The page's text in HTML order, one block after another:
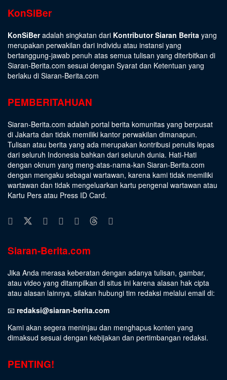
KonSiBer
KonSiBeradalah singkatan dari Kontributor Siaran Berita yang
merupakan perwakilan dari individu atau instansi yang
bertanggung-jawab penuh atas semua tulisan yang diterbitkan di
Siaran-Berita.com sesuai dengan Syarat dan Ketentuan yang
berlaku di Siaran-Berita.com
PEMBERITAHUAN
Siaran-Berita.com adalah portal berita komunitas yang berpusat
di Jakarta dan tidak memiliki kantor perwakilan dimanapun.
Tulisan atau berita yang ada merupakan kontribusi penulis lepas
dari seluruh Indonesia bahkan dari seluruh dunia. Hati-Hati
dengan oknum yang meng-atas-nama-kan Siaran-Berita.com
dengan mengaku sebagai wartawan, karena kami tidak memiliki
wartawan dan tidak mengeluarkan kartu pengenal wartawan atau
Kartu Pers atau Press ID Card.
Siaran-Berita.com
Jika Anda merasa keberatan dengan adanya tulisan, gambar,
atau video yang ditampilkan di situs ini karena alasan hak cipta
atau alasan lainnya, silakan hubungi tim redaksi melalui email di:
📧 redaksi@siaran-berita.com
Kami akan segera meninjau dan menghapus konten yang
dimaksud sesuai dengan kebijakan dan pertimbangan redaksi.
PENTING!